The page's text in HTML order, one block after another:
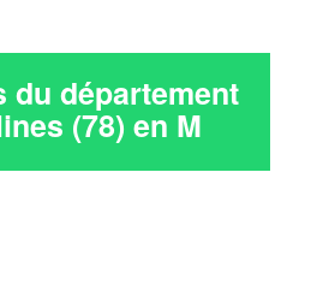
du département
(78) en M